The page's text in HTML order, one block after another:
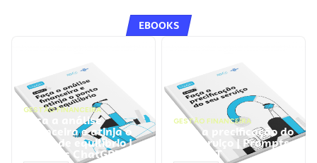
EBOOKS
GESTÃO FINANCEIRA
Faça a análise
financeira e atinja o
ponto de equilíbrio |
Prompts ChatGPT
GESTÃO FINANCEIRA
Faça a precificação do
seu serviço | Prompts
ChatGPT